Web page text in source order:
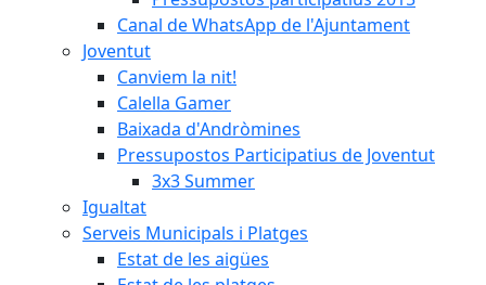
Canal de WhatsApp de l'Ajuntament
Joventut
Canviem la nit!
Calella Gamer
Baixada d'Andròmines
Pressupostos Participatius de Joventut
3x3 Summer
Igualtat
Serveis Municipals i Platges
Estat de les aigües